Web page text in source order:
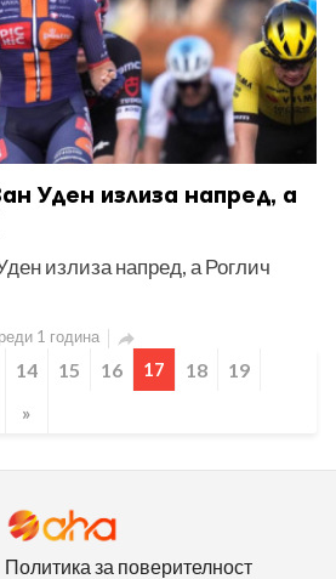
Уден излиза напред, а
излиза напред, а Роглич
1 година 
14 15 16 17 18
19
»
Политика за поверителност